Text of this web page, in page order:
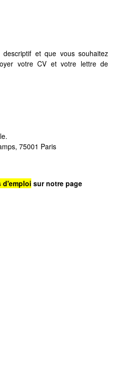
et que vous souhaitez
votre CV et votre lettre de
75001 Paris
d'emploi sur notre page